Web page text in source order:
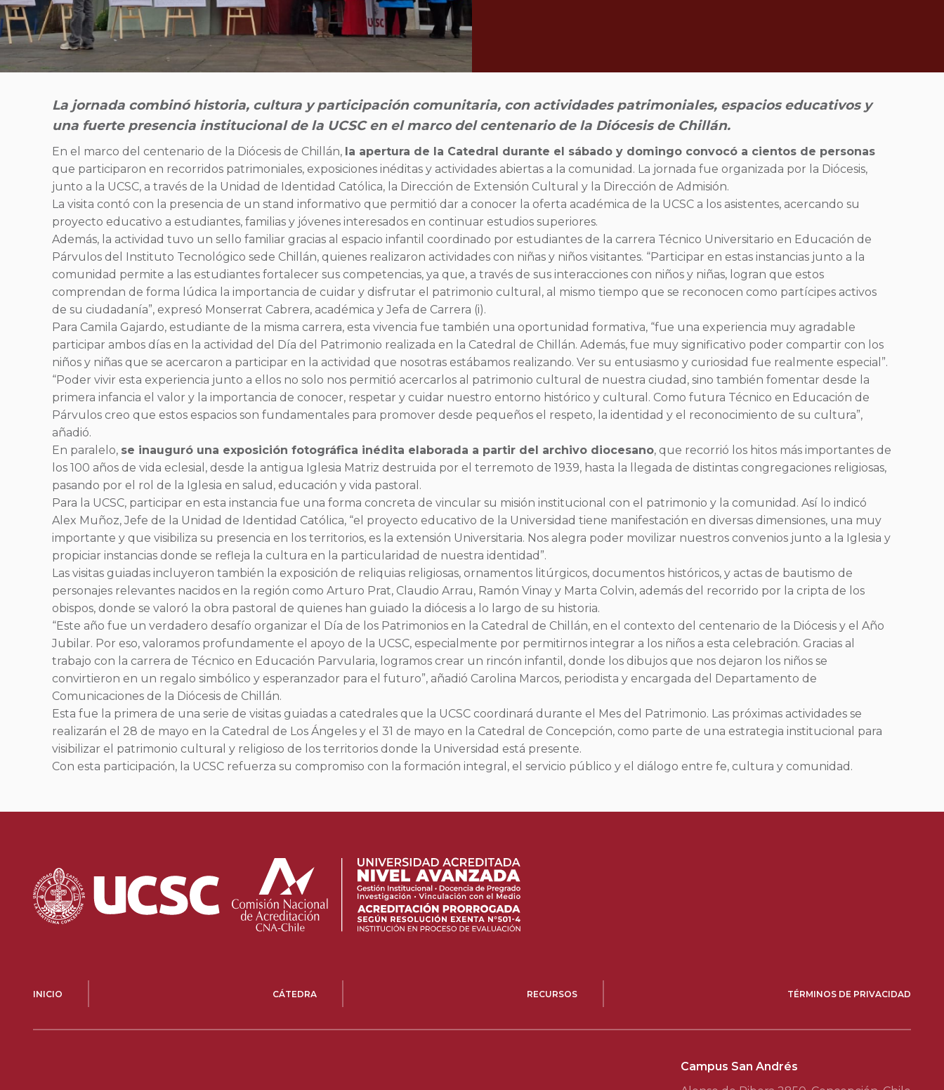
La jornada combinó historia, cultura y participación comunitaria, con actividades patrimoniales, espacios educativos y
una fuerte presencia institucional de la UCSC en el marco del centenario de la Diócesis de Chillán.
En el marco del centenario de la Diócesis de Chillán, la apertura de la Catedral durante el sábado y domingo convocó a cientos de personas
que participaron en recorridos patrimoniales, exposiciones inéditas y actividades abiertas a la comunidad. La jornada fue organizada por la Diócesis,
junto a la UCSC, a través de la Unidad de Identidad Católica, la Dirección de Extensión Cultural y la Dirección de Admisión.
La visita contó con la presencia de un stand informativo que permitió dar a conocer la oferta académica de la UCSC a los asistentes, acercando su
proyecto educativo a estudiantes, familias y jóvenes interesados en continuar estudios superiores.
Además, la actividad tuvo un sello familiar gracias al espacio infantil coordinado por estudiantes de la carrera Técnico Universitario en Educación de
Párvulos del Instituto Tecnológico sede Chillán, quienes realizaron actividades con niñas y niños visitantes. “Participar en estas instancias junto a la
comunidad permite a las estudiantes fortalecer sus competencias, ya que, a través de sus interacciones con niños y niñas, logran que estos
comprendan de forma lúdica la importancia de cuidar y disfrutar el patrimonio cultural, al mismo tiempo que se reconocen como partícipes activos
de su ciudadanía”, expresó Monserrat Cabrera, académica y Jefa de Carrera (i).
Para Camila Gajardo, estudiante de la misma carrera, esta vivencia fue también una oportunidad formativa, “fue una experiencia muy agradable
participar ambos días en la actividad del Día del Patrimonio realizada en la Catedral de Chillán. Además, fue muy significativo poder compartir con los
niños y niñas que se acercaron a participar en la actividad que nosotras estábamos realizando. Ver su entusiasmo y curiosidad fue realmente especial”.
“Poder vivir esta experiencia junto a ellos no solo nos permitió acercarlos al patrimonio cultural de nuestra ciudad, sino también fomentar desde la
primera infancia el valor y la importancia de conocer, respetar y cuidar nuestro entorno histórico y cultural. Como futura Técnico en Educación de
Párvulos creo que estos espacios son fundamentales para promover desde pequeños el respeto, la identidad y el reconocimiento de su cultura”,
añadió.
En paralelo, se inauguró una exposición fotográfica inédita elaborada a partir del archivo diocesano, que recorrió los hitos más importantes de
los 100 años de vida eclesial, desde la antigua Iglesia Matriz destruida por el terremoto de 1939, hasta la llegada de distintas congregaciones religiosas,
pasando por el rol de la Iglesia en salud, educación y vida pastoral.
Para la UCSC, participar en esta instancia fue una forma concreta de vincular su misión institucional con el patrimonio y la comunidad. Así lo indicó
Alex Muñoz, Jefe de la Unidad de Identidad Católica, “el proyecto educativo de la Universidad tiene manifestación en diversas dimensiones, una muy
importante y que visibiliza su presencia en los territorios, es la extensión Universitaria. Nos alegra poder movilizar nuestros convenios junto a la Iglesia y
propiciar instancias donde se refleja la cultura en la particularidad de nuestra identidad”.
Las visitas guiadas incluyeron también la exposición de reliquias religiosas, ornamentos litúrgicos, documentos históricos, y actas de bautismo de
personajes relevantes nacidos en la región como Arturo Prat, Claudio Arrau, Ramón Vinay y Marta Colvin, además del recorrido por la cripta de los
obispos, donde se valoró la obra pastoral de quienes han guiado la diócesis a lo largo de su historia.
“Este año fue un verdadero desafío organizar el Día de los Patrimonios en la Catedral de Chillán, en el contexto del centenario de la Diócesis y el Año
Jubilar. Por eso, valoramos profundamente el apoyo de la UCSC, especialmente por permitirnos integrar a los niños a esta celebración. Gracias al
trabajo con la carrera de Técnico en Educación Parvularia, logramos crear un rincón infantil, donde los dibujos que nos dejaron los niños se
convirtieron en un regalo simbólico y esperanzador para el futuro”, añadió Carolina Marcos, periodista y encargada del Departamento de
Comunicaciones de la Diócesis de Chillán.
Esta fue la primera de una serie de visitas guiadas a catedrales que la UCSC coordinará durante el Mes del Patrimonio. Las próximas actividades se
realizarán el 28 de mayo en la Catedral de Los Ángeles y el 31 de mayo en la Catedral de Concepción, como parte de una estrategia institucional para
visibilizar el patrimonio cultural y religioso de los territorios donde la Universidad está presente.
Con esta participación, la UCSC refuerza su compromiso con la formación integral, el servicio público y el diálogo entre fe, cultura y comunidad.
INICIO CÁTEDRA RECURSOS TÉRMINOS DE PRIVACIDAD
Campus San Andrés